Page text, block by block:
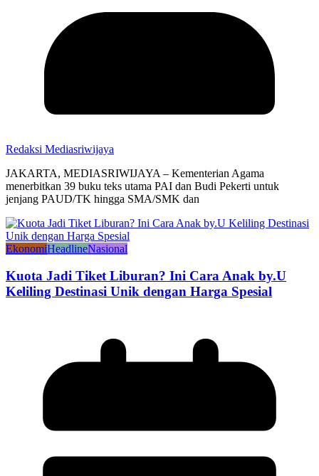
Redaksi Mediasriwijaya
JAKARTA, MEDIASRIWIJAYA – Kementerian Agama
menerbitkan 39 buku teks utama PAI dan Budi Pekerti untuk
jenjang PAUD/TK hingga SMA/SMK dan
EkonomiHeadlineNasional
Kuota Jadi Tiket Liburan? Ini Cara Anak by.U
Keliling Destinasi Unik dengan Harga Spesial